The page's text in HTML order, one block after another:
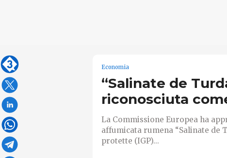
Economia
“Salinate de
riconosciuta
La Commissione Europea ha
affumicata rumena “Salinate de
protette (IGP)...